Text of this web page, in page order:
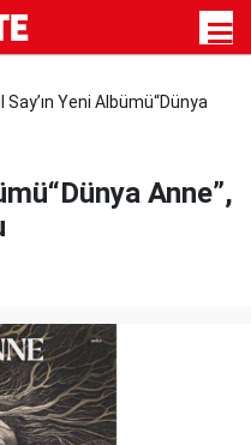
Say’ın Yeni Albümü“Dünya
Anne”,